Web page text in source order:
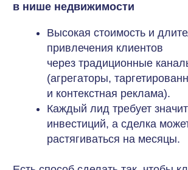
растягиваться на месяцы.
Есть способ сделать так, чтобы клиентов
вам приводили. Сами. За вознаграждение.
Система, при которой другие люди и компании
получают деньги за то,
что порекомендовали вас.
Сначала посмотрим, как это устроено
у гиганта —
компании «Этажи». А потом
покажем, как вам сделать так же — быстро
и с минимальным бюджетом.
Как «Этажи» построили систему
Компания «Этажи» создала две ключевые